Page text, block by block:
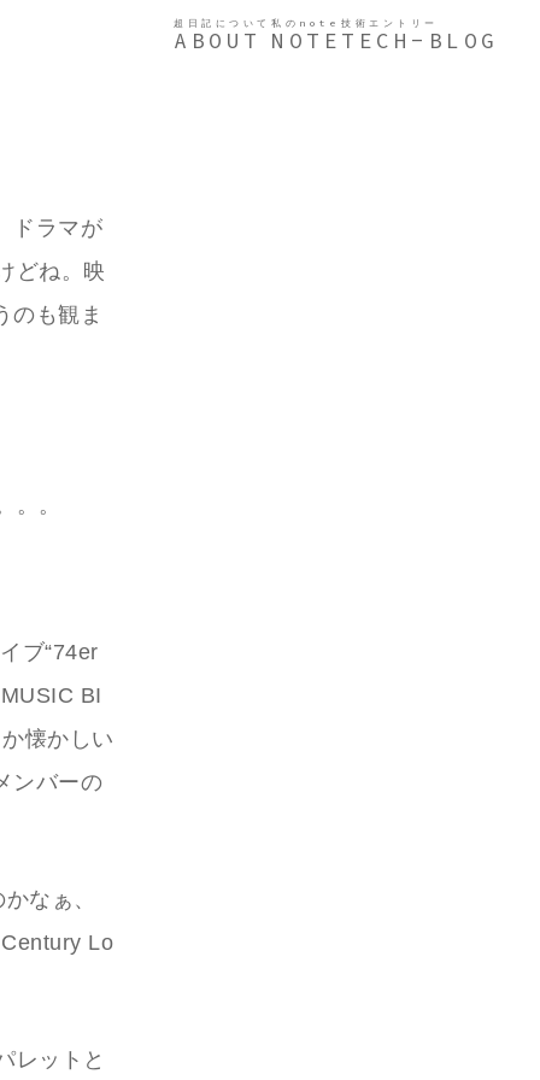
超日記について
ABOUT
私のnote
NOTE
技術エントリー
TECH-BLOG
ドラマが
どね。映
のも観ま
。。
ブ“74er
BI
懐かしい
ンバーの
なぁ、
Lo
レットと